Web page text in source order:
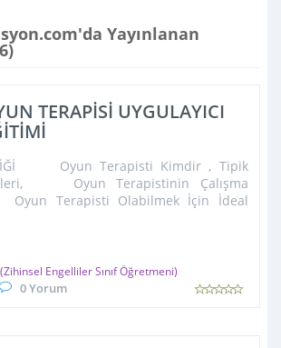
Yayınlanan
6)
TERAPİSİ UYGULAYICI
Oyun Terapisti Kimdir , Tipik
Oyun Terapistinin Çalışma
Terapisti Olabilmek İçin İdeal
(Zihinsel Engelliler Sınıf Öğretmeni)
0 Yorum